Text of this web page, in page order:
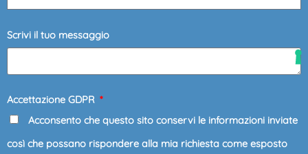
Scrivi il tuo messaggio
Accettazione GDPR
Acconsento che questo sito conservi le informazioni inviate
così che possano rispondere alla mia richiesta come esposto